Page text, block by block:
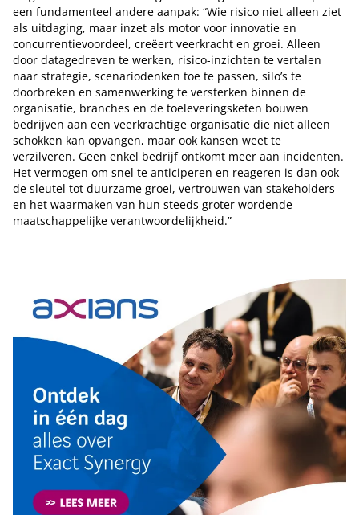
een fundamenteel andere aanpak: “Wie risico niet alleen ziet
als uitdaging, maar inzet als motor voor innovatie en
concurrentievoordeel, creëert veerkracht en groei. Alleen
door datagedreven te werken, risico-inzichten te vertalen
naar strategie, scenariodenken toe te passen, silo’s te
doorbreken en samenwerking te versterken binnen de
organisatie, branches en de toeleveringsketen bouwen
bedrijven aan een veerkrachtige organisatie die niet alleen
schokken kan opvangen, maar ook kansen weet te
verzilveren. Geen enkel bedrijf ontkomt meer aan incidenten.
Het vermogen om snel te anticiperen en reageren is dan ook
de sleutel tot duurzame groei, vertrouwen van stakeholders
en het waarmaken van hun steeds groter wordende
maatschappelijke verantwoordelijkheid.”